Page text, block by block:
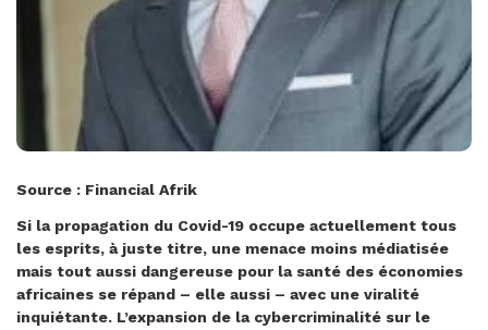
Source : Financial Afrik
Si la propagation du Covid-19 occupe actuellement tous
les esprits, à juste titre, une menace moins médiatisée
mais tout aussi dangereuse pour la santé des économies
africaines se répand – elle aussi – avec une viralité
inquiétante. L’expansion de la cybercriminalité sur le